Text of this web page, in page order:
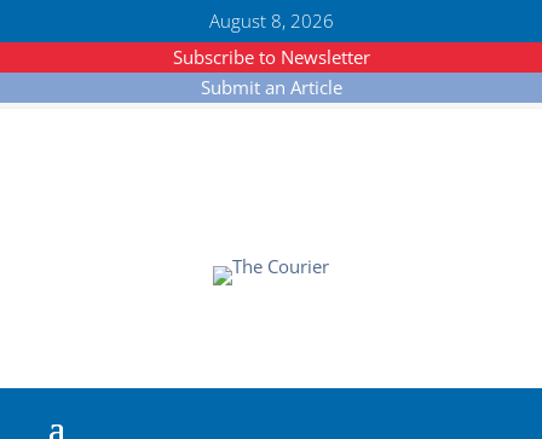
August 8, 2026
Subscribe to Newsletter
Submit an Article